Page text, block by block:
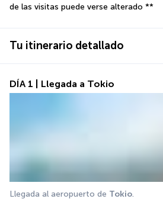
de las visitas puede verse alterado **
Tu itinerario detallado
DÍA 1 | Llegada a Tokio
Llegada al aeropuerto de Tokio.